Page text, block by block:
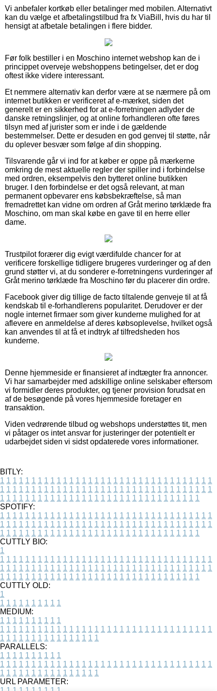
Vi anbefaler kortkøb eller betalinger med mobilen. Alternativt
kan du vælge et afbetalingstilbud fra fx ViaBill, hvis du har til
hensigt at afbetale betalingen i flere bidder.
Før folk bestiller i en Moschino internet webshop kan de i
princippet overveje webshoppens betingelser, det er dog
oftest ikke videre interessant.
Et nemmere alternativ kan derfor være at se nærmere på om
internet butikken er verificeret af e-mærket, siden det
generelt er en sikkerhed for at e-forretningen adlyder de
danske retningslinjer, og at online forhandleren ofte føres
tilsyn med af jurister som er inde i de gældende
bestemmelser. Dette er desuden en god genvej til støtte, når
du oplever besvær som følge af din shopping.
Tilsvarende går vi ind for at køber er oppe på mærkerne
omkring de mest aktuelle regler der spiller ind i forbindelse
med ordren, eksempelvis den bytteret online butikken
bruger. I den forbindelse er det også relevant, at man
permanent opbevarer ens købsbekræftelse, så man
fremadrettet kan vidne om ordren af Gråt merino tørklæde fra
Moschino, om man skal købe en gave til en herre eller
dame.
Trustpilot forærer dig evigt værdifulde chancer for at
verificere forskellige tidligere brugeres vurderinger og af den
grund støtter vi, at du sonderer e-forretningens vurderinger af
Gråt merino tørklæde fra Moschino før du placerer din ordre.
Facebook giver dig tillige de facto tiltalende genveje til at få
kendskab til e-forhandlerens popularitet. Derudover er der
nogle internet firmaer som giver kunderne mulighed for at
aflevere en anmeldelse af deres købsoplevelse, hvilket også
kan anvendes til at få et indtryk af tilfredsheden hos
kunderne.
Denne hjemmeside er finansieret af indtægter fra annoncer.
Vi har samarbejder med adskillige online selskaber eftersom
vi formidler deres produkter, og tjener provision forudsat en
af de besøgende på vores hjemmeside foretager en
transaktion.
Viden vedrørende tilbud og webshops understøttes tit, men
vi påtager os intet ansvar for justeringer der potentielt er
udarbejdet siden vi sidst opdaterede vores informationer.
BITLY:
1 1 1 1 1 1 1 1 1 1 1 1 1 1 1 1 1 1 1 1 1 1 1 1 1 1 1 1 1 1 1 1 1 1
1 1 1 1 1 1 1 1 1 1 1 1 1 1 1 1 1 1 1 1 1 1 1 1 1 1 1 1 1 1 1 1 1 1
1 1 1 1 1 1 1 1 1 1 1 1 1 1 1 1 1 1 1 1 1 1 1 1 1 1 1 1 1 1 1 1
SPOTIFY:
1 1 1 1 1 1 1 1 1 1 1 1 1 1 1 1 1 1 1 1 1 1 1 1 1 1 1 1 1 1 1 1 1 1
1 1 1 1 1 1 1 1 1 1 1 1 1 1 1 1 1 1 1 1 1 1 1 1 1 1 1 1 1 1 1 1 1 1
1 1 1 1 1 1 1 1 1 1 1 1 1 1 1 1 1 1 1 1 1 1 1 1 1 1 1 1 1 1 1 1
CUTTLY BIO:
1
1 1 1 1 1 1 1 1 1 1 1 1 1 1 1 1 1 1 1 1 1 1 1 1 1 1 1 1 1 1 1 1 1 1
1 1 1 1 1 1 1 1 1 1 1 1 1 1 1 1 1 1 1 1 1 1 1 1 1 1 1 1 1 1 1 1 1 1
1 1 1 1 1 1 1 1 1 1 1 1 1 1 1 1 1 1 1 1 1 1 1 1 1 1 1 1 1 1 1 1
CUTTLY OLD:
1
1 1 1 1 1 1 1 1 1 1
MEDIUM:
1 1 1 1 1 1 1 1 1 1
1 1 1 1 1 1 1 1 1 1 1 1 1 1 1 1 1 1 1 1 1 1 1 1 1 1 1 1 1 1 1 1 1 1
1 1 1 1 1 1 1 1 1 1 1 1 1 1 1 1
PARALLELS:
1 1 1 1 1 1 1 1 1 1
1 1 1 1 1 1 1 1 1 1 1 1 1 1 1 1 1 1 1 1 1 1 1 1 1 1 1 1 1 1 1 1 1 1
1 1 1 1 1 1 1 1 1 1 1 1 1 1 1 1
URL PARAMETER: